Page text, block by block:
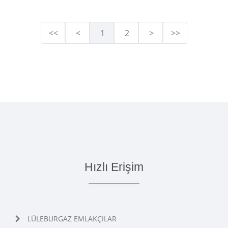
<< < 1 2 > >>
Hızlı Erişim
LÜLEBURGAZ EMLAKÇILAR